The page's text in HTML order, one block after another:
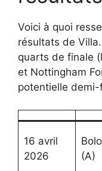
Voici à quoi
résultats de
quarts de finale
et Nottingham
potentielle demi-
16 avril
2026
(A)